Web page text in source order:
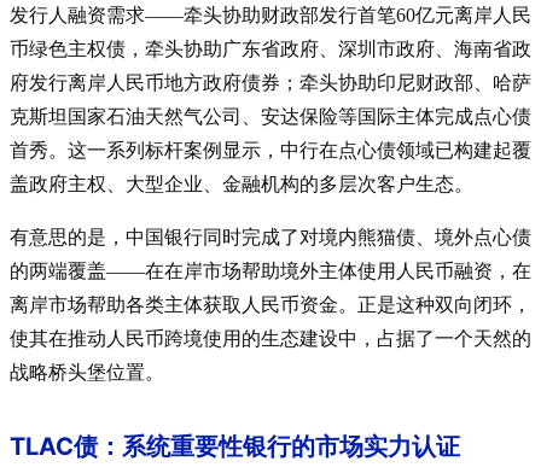
发行人融资需求——牵头协助财政部发行首笔60亿元离岸人民
币绿色主权债，牵头协助广东省政府、深圳市政府、海南省政
府发行离岸人民币地方政府债券 ；牵头协助印尼财政部、哈萨
克斯坦国家石油天然气公司、安达保险等国际主体完成点心债
首秀。这一系列标杆案例显示，中行在点心债领域已构建起覆
盖政府主权、大型企业、金融机构的多层次客户生态。
有意思的是，中国银行同时完成了对境内熊猫债、境外点心债
的两端覆盖——在在岸市场帮助境外主体使用人民币融资，在
离岸市场帮助各类主体获取人民币资金。正是这种双向闭环，
使其在推动人民币跨境使用的生态建设中，占据了一个天然的
战略桥头堡位置。
TLAC债：系统重要性银行的市场实力认证